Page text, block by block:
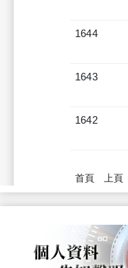
1644
1643
1642
首頁 上頁